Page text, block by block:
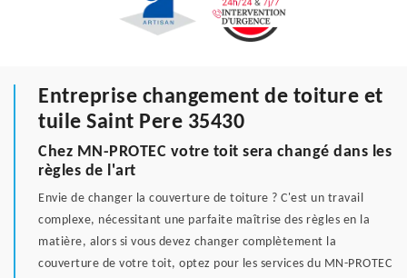
Entreprise changement de toiture et
tuile Saint Pere 35430
Chez MN-PROTEC votre toit sera changé dans les
règles de l'art
Envie de changer la couverture de toiture ? C'est un travail
complexe, nécessitant une parfaite maîtrise des règles en la
matière, alors si vous devez changer complètement la
couverture de votre toit, optez pour les services du MN-PROTEC